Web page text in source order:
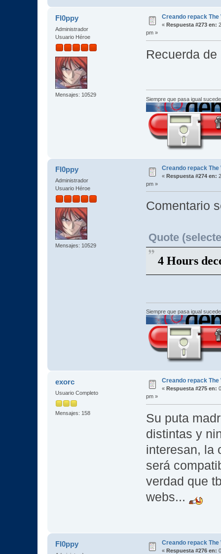
Fl0ppy
Administrador
Usuario Héroe
Mensajes: 10529
Creando repack The
« Respuesta #273 en:
pm »
Recuerda
Siempre que pasa igual
Fl0ppy
Administrador
Usuario Héroe
Mensajes: 10529
Creando repack The
« Respuesta #274 en:
pm »
Comentario
Quote
4 Hours
Siempre que pasa igual
exorc
Usuario Completo
Mensajes: 158
Creando repack The
« Respuesta #275 en:
pm »
Su puta
distintas y
interesan, la
será
verdad que
webs...
Fl0ppy Creando repack The
« Respuesta #276 en: